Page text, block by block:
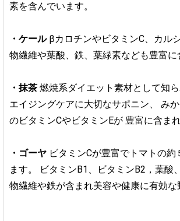
素を含んでいます。
・ケールβカロチンやビタミンC、カル
物繊維や葉酸、鉄、葉緑素なども豊富に
・抹茶 燃焼系ダイエット素材として知
エイジングケアに大切なサポニン、
み
のビタミンCやビタミンEが 豊富に含ま
・ゴーヤ ビタミンCが豊富でトマトの約
ます。
ビタミンB1、ビタミンB2，葉酸
物繊維や鉄が含まれ美容や健康に有効な